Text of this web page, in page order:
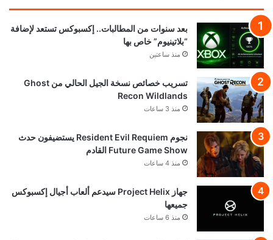
بعد سنوات من المطالبات.. إكسبوكس تستعد لإضافة
“بلاتينيوم” خاص بها
منذ ساعتين
تسريب خصائص نسخة الجيل الحالي من Ghost
Recon Wildlands
منذ 3 ساعات
نجوم Resident Evil Requiem يستضيفون حدث
Future Game Show القادم
منذ 4 ساعات
جهاز Project Helix سيدعم ألعاب أجيال إكسبوكس
جميعها
منذ 6 ساعات